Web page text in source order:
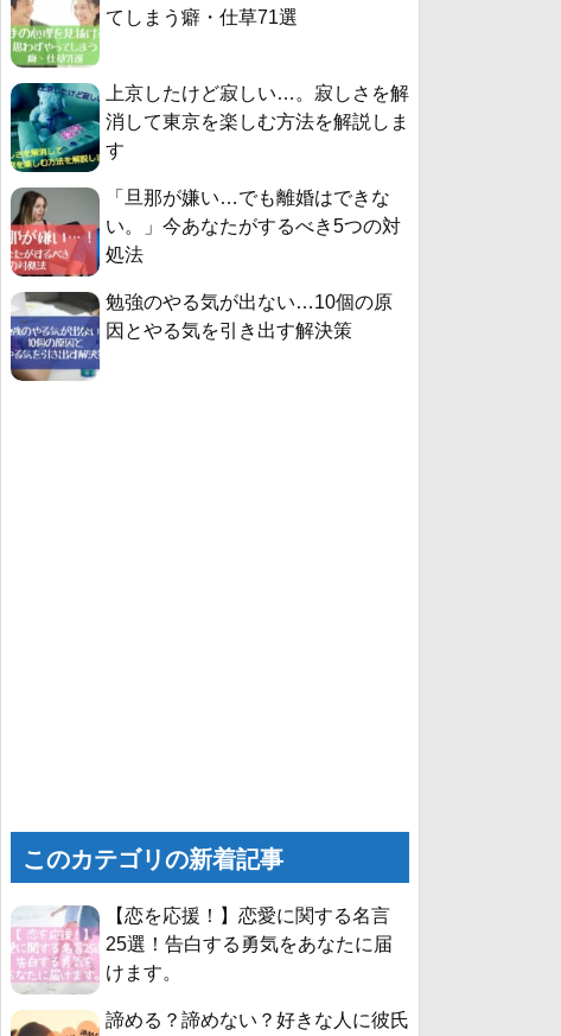
てしまう癖・仕草71選
上京したけど寂しい…。寂しさを解
消して東京を楽しむ方法を解説しま
す
「旦那が嫌い…でも離婚はできな
い。」今あなたがするべき5つの対
処法
勉強のやる気が出ない…10個の原
因とやる気を引き出す解決策
このカテゴリの新着記事
【恋を応援！】恋愛に関する名言
25選！告白する勇気をあなたに届
けます。
諦める？諦めない？好きな人に彼氏